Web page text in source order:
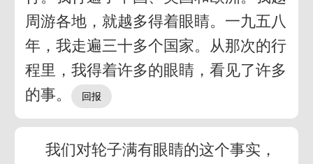
周游各地，就越多得着眼睛。一九五八
年，我走遍三十多个国家。从那次的行
程里，我得着许多的眼睛，看见了许多
的事。
我们对轮子满有眼睛的这个事实，